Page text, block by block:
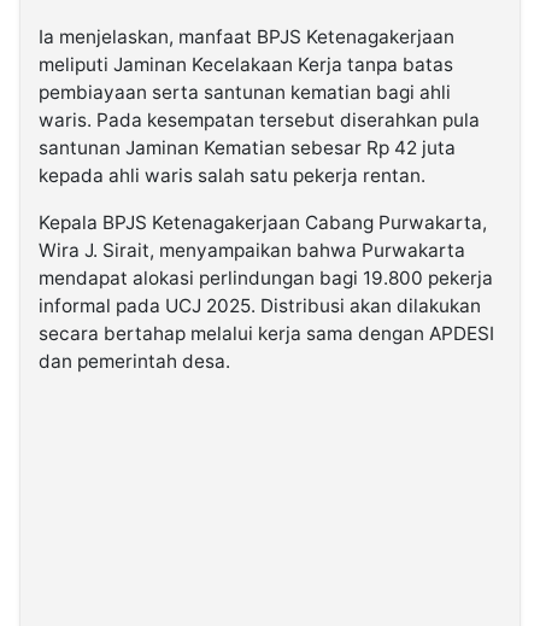
Ia menjelaskan, manfaat BPJS Ketenagakerjaan
meliputi Jaminan Kecelakaan Kerja tanpa batas
pembiayaan serta santunan kematian bagi ahli
waris. Pada kesempatan tersebut diserahkan pula
santunan Jaminan Kematian sebesar Rp 42 juta
kepada ahli waris salah satu pekerja rentan.
Kepala BPJS Ketenagakerjaan Cabang Purwakarta,
Wira J. Sirait, menyampaikan bahwa Purwakarta
mendapat alokasi perlindungan bagi 19.800 pekerja
informal pada UCJ 2025. Distribusi akan dilakukan
secara bertahap melalui kerja sama dengan APDESI
dan pemerintah desa.